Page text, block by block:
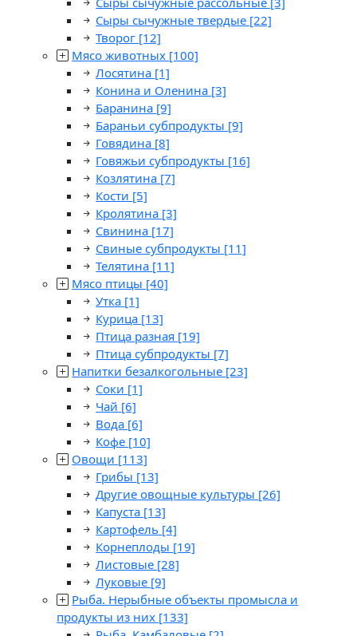
Сыры сычужные твердые [22]
Творог [12]
Мясо животных [100]
Лосятина [1]
Конина и Оленина [3]
Баранина [9]
Бараньи субпродукты [9]
Говядина [8]
Говяжьи субпродукты [16]
Козлятина [7]
Кости [5]
Кролятина [3]
Свинина [17]
Свиные субпродукты [11]
Телятина [11]
Мясо птицы [40]
Утка [1]
Курица [13]
Птица разная [19]
Птица субпродукты [7]
Напитки безалкогольные [23]
Соки [1]
Чай [6]
Вода [6]
Кофе [10]
Овощи [113]
Грибы [13]
Другие овощные культуры [26]
Капуста [13]
Картофель [4]
Корнеплоды [19]
Листовые [28]
Луковые [9]
Рыба. Нерыбные объекты промысла и
продукты из них [133]